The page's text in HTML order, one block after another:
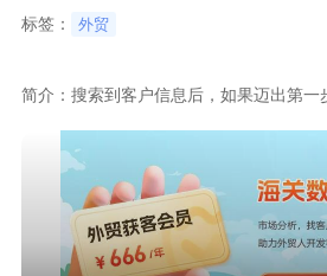
标签：
外贸
简介：搜索到客户信息后，如果迈出第一